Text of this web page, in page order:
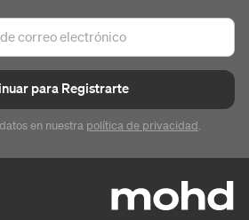
para Registrarte
en nuestra política de privacidad.